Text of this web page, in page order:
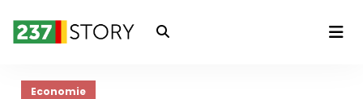
Connexion
Economie